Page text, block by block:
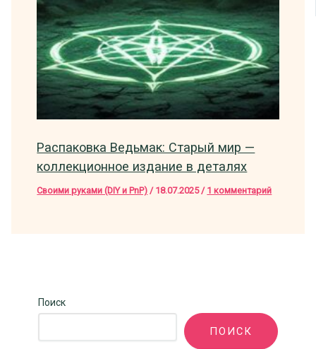
Распаковка Ведьмак: Старый мир —
коллекционное издание в деталях
Своими руками (DIY и PnP) / 18.07.2025/ 1 комментарий
Поиск
ПОИСК